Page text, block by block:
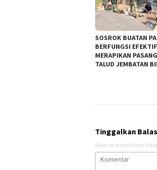
SOSROK BUATAN
BERFUNGSI EFEKTIF
MERAPIKAN
TALUD JEMBATAN
Tinggalkan
Alamat email Anda